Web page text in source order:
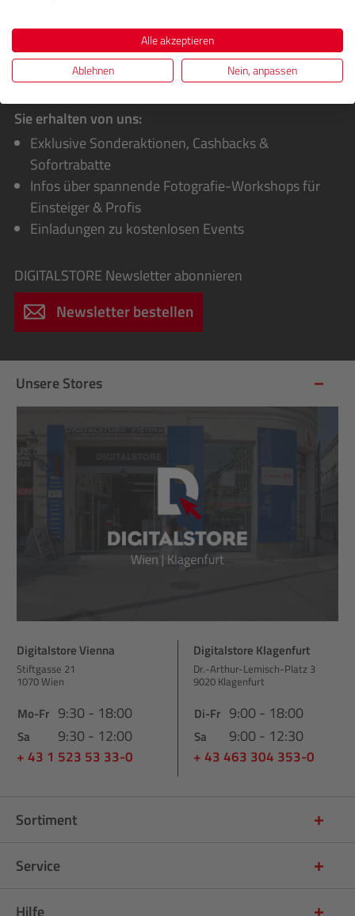
Sie erhalten von uns:
Exklusive Sonderaktionen, Cashbacks &
Sofortrabatte
Infos über spannende Fotografie-Workshops für
Einsteiger & Profis
Einladungen zu kostenlosen Events
DIGITALSTORE Newsletter abonnieren
Newsletter bestellen
Unsere Stores
Digitalstore Vienna
Stiftgasse 21
1070 Wien
Mo-Fr 9:30 - 18:00
Sa 9:30 - 12:00
+ 43 1 523 53 33-0
Digitalstore Klagenfurt
Dr.-Arthur-Lemisch-Platz 3
9020 Klagenfurt
Di-Fr 9:00 - 18:00
Sa 9:00 - 12:30
+ 43 463 304 353-0
Sortiment
Service
Alle akzeptieren
Ablehnen
Nein, anpassen